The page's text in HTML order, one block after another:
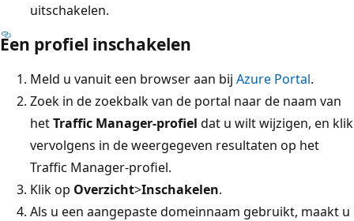
uitschakelen.
Een profiel inschakelen
Meld u vanuit een browser aan bij Azure Portal.
Zoek in de zoekbalk van de portal naar de naam van
hetTraffic Manager-profiel dat u wilt wijzigen, en klik
vervolgens in de weergegeven resultaten op het
Traffic Manager-profiel.
Klik op Overzicht>Inschakelen.
Als u een aangepaste domeinnaam gebruikt, maakt u